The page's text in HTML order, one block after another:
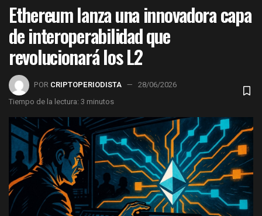
Ethereum lanza una innovadora capa
de interoperabilidad que
revolucionará los L2
POR CRIPTOPERIODISTA
28/06/2026
Tiempo de la lectura: 3 minutos